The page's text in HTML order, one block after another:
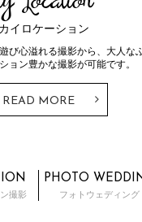
Ceremony
トウェディング
はずすことのできないこのス
前式・人前式が行えるプラ
撮影
PHOTO
フォトウェディング